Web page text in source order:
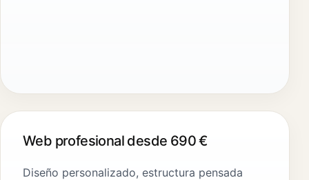
Web profesional desde 690 €
Diseño personalizado, estructura pensada